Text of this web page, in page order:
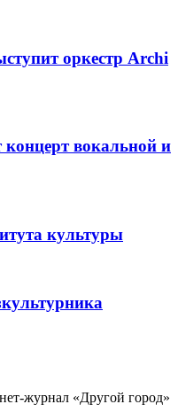
оркестр Archi
концерт вокальной и
культуры
журнал «Другой город»